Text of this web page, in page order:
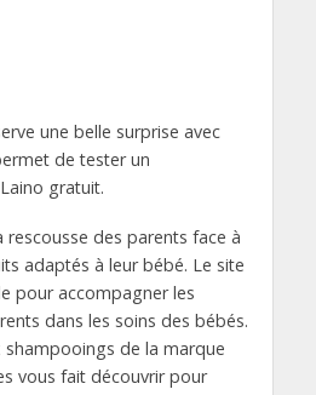
une belle surprise avec
de tester un
gratuit.
rescousse des parents face à
adaptés à leur bébé. Le site
pour accompagner les
dans les soins des bébés.
shampooings de la marque
vous fait découvrir pour